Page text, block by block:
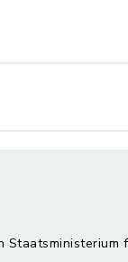
Staatsministerium